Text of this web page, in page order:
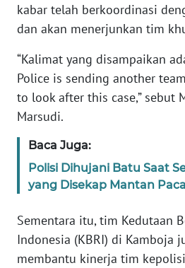
kabar telah berkoordinasi
dan akan menerjunkan tim
“Kalimat yang disampaikan
Police is sending another
to look after this case,” sebut
Marsudi.
Baca Juga:
Polisi Dihujani Batu Saat
yang Disekap Mantan
Sementara itu, tim Kedutaan
Indonesia (KBRI) di Kamboja
membantu kinerja tim
WN
JAKARTA
WN
JABAR
WN
WN
NTT
WN
KEPRI